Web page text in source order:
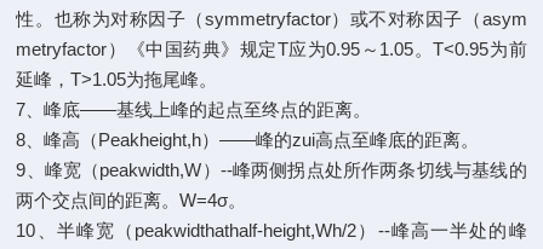
性。也称为对称因子（symmetryfactor）或不对称因子（asym
metryfactor）《中国药典》规定T应为0.95～1.05。T<0.95为前
延峰，T>1.05为拖尾峰。
7、峰底――基线上峰的起点至终点的距离。
8、峰高（Peakheight,h）――峰的zui高点至峰底的距离。
9、峰宽（peakwidth,W）--峰两侧拐点处所作两条切线与基线的
两个交点间的距离。W=4σ。
10、半峰宽（peakwidthathalf-height,Wh/2）--峰高一半处的峰